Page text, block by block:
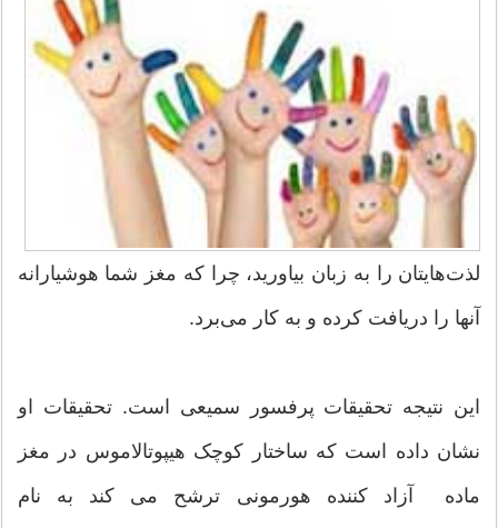
لذت‌هایتان را به زبان بیاورید، چرا که مغز شما هوشیارانه
آنها را دریافت کرده و به کار می‌برد.
این نتیجه تحقیقات پرفسور سمیعی است. تحقیقات او
نشان داده است که ساختار کوچک هیپوتالاموس در مغز
ماده آزاد کننده هورمونی ترشح می کند به نام